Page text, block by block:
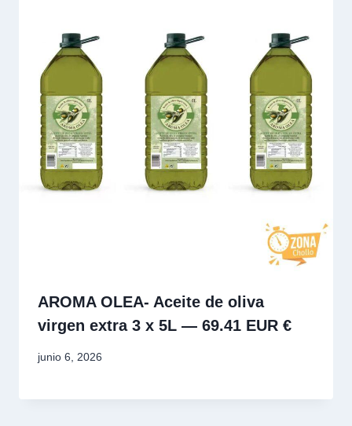
AROMA OLEA- Aceite de oliva
virgen extra 3 x 5L — 69.41 EUR €
junio 6, 2026